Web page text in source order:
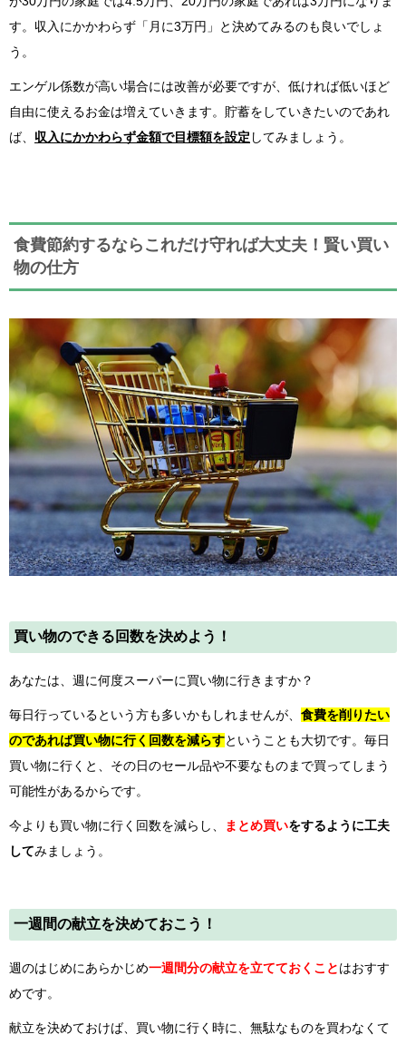
す。収入にかかわらず「月に3万円」と決めてみるのも良いでしょ
う。
エンゲル係数が高い場合には改善が必要ですが、低ければ低いほど
自由に使えるお金は増えていきます。貯蓄をしていきたいのであれ
ば、 収入にかかわらず金額で目標額を設定 してみましょう。
食費節約するならこれだけ守れば大丈夫！賢い買い
物の仕方
買い物のできる回数を決めよう！
あなたは、週に何度スーパーに買い物に行きますか？
毎日行っているという方も多いかもしれませんが、 食費を削りたい
のであれば買い物に行く回数を減らすということも大切です。毎日
買い物に行くと、その日のセール品や不要なものまで買ってしまう
可能性があるからです。
今よりも買い物に行く回数を減らし、 まとめ買いをするように工夫
してみましょう。
一週間の献立を決めておこう！
週のはじめにあらかじめ一週間分の献立を立てておくことはおすす
めです。
献立を決めておけば、買い物に行く時に、無駄なものを買わなくて